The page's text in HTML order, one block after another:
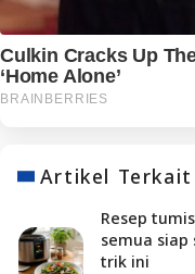
Artikel Terkait
Resep
semua
trik ini